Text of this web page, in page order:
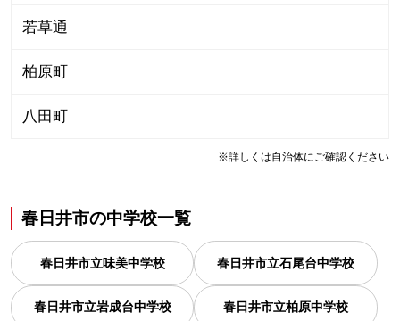
若草通
柏原町
八田町
※詳しくは自治体にご確認ください
春日井市の中学校一覧
春日井市立味美中学校 春日井市立石尾台中学校
春日井市立岩成台中学校 春日井市立柏原中学校